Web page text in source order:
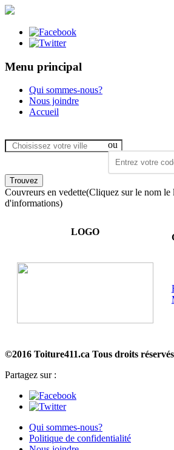
Menu principal
Qui sommes-nous?
Nous joindre
Accueil
ou
Couvreurs en vedette(Cliquez sur le nom le
d'informations)
LOGO
©2016 Toiture411.ca Tous droits
Partagez sur :
Qui sommes-nous?
Politique de confidentialité